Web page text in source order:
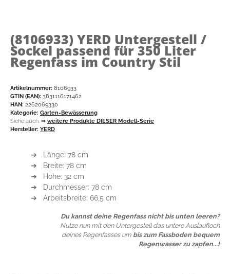
(8106933) YERD Untergestell /
Sockel passend für 350 Liter
Regenfass im Country Stil
Artikelnummer: 8106933
GTIN (EAN): 3831116171462
HAN: 2262069330
Kategorie: Garten-Bewässerung
Siehe auch: ⇒ weitere Produkte DIESER Modell-Serie
Hersteller: YERD
➔ Länge: 78 cm
➔ Breite: 78 cm
➔ Höhe: 32 cm
➔ Durchmesser: 78 cm
➔ Arbeitsbreite: 66,5 cm
Du kannst deine Regenfass nicht bis unten leeren?
Nutze nun mit den Untergestell das untere Auslaufloch
deines Regenfasses um bis zum Fassboden bequem
Regenwasser zu zapfen...!